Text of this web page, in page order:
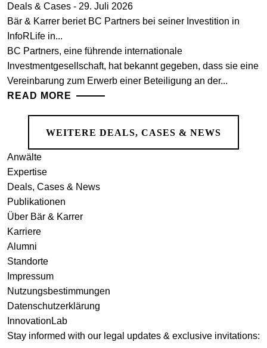
Deals & Cases - 29. Juli 2026
Bär & Karrer beriet BC Partners bei seiner Investition in
InfoRLife in...
BC Partners, eine führende internationale
Investmentgesellschaft, hat bekannt gegeben, dass sie eine
Vereinbarung zum Erwerb einer Beteiligung an der...
READ MORE
WEITERE DEALS, CASES & NEWS
Anwälte
Expertise
Deals, Cases & News
Publikationen
Über Bär & Karrer
Karriere
Alumni
Standorte
Impressum
Nutzungsbestimmungen
Datenschutzerklärung
InnovationLab
Stay informed with our legal updates & exclusive invitations: